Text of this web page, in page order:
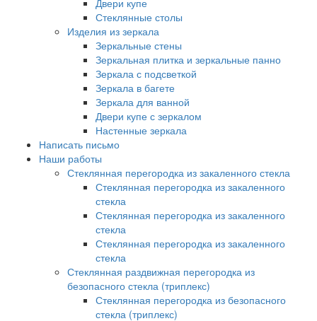
Двери купе
Стеклянные столы
Изделия из зеркала
Зеркальные стены
Зеркальная плитка и зеркальные панно
Зеркала с подсветкой
Зеркала в багете
Зеркала для ванной
Двери купе с зеркалом
Настенные зеркала
Написать письмо
Наши работы
Стеклянная перегородка из закаленного стекла
Стеклянная перегородка из закаленного
стекла
Стеклянная перегородка из закаленного
стекла
Стеклянная перегородка из закаленного
стекла
Стеклянная раздвижная перегородка из
безопасного стекла (триплекс)
Стеклянная перегородка из безопасного
стекла (триплекс)